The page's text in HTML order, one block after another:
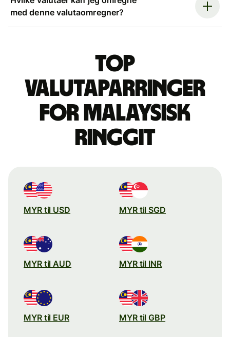
med denne valutaomregner?
Top
valutaparringer
for malaysisk
ringgit
MYR til USD MYR til SGD
MYR til AUD MYR til INR
MYR til EUR MYR til GBP